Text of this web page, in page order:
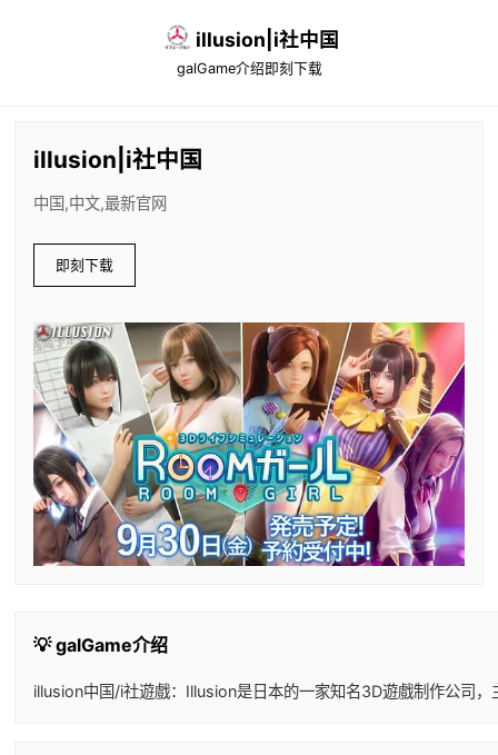
illusion|i社中国
galGame介绍 即刻下载
illusion|i社中国
中国,中文,最新官网
即刻下载
💡 galGame介绍
illusion中国/i社遊戲：Illusion是日本的一家知名3D遊戲制作公司